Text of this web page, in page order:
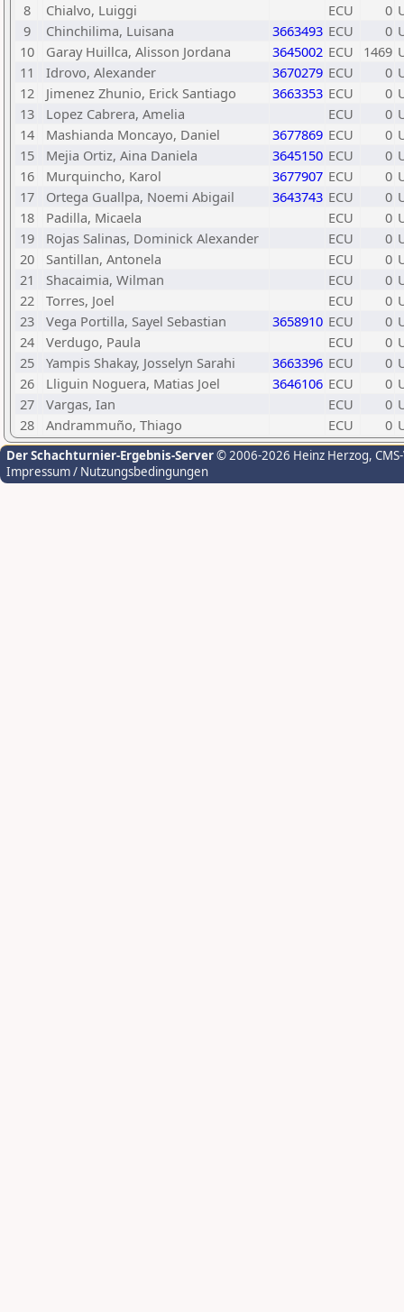
8
Chialvo, Luiggi ECU 0
9
Chinchilima, Luisana 3663493 ECU 0
10
Garay Huillca, Alisson Jordana 3645002 ECU 1469
11
Idrovo, Alexander 3670279 ECU 0
12
Jimenez Zhunio, Erick Santiago 3663353 ECU 0
13
Lopez Cabrera, Amelia ECU 0
14
Mashianda Moncayo, Daniel 3677869 ECU 0
15
Mejia Ortiz, Aina Daniela 3645150 ECU 0
16
Murquincho, Karol 3677907 ECU 0
17
Ortega Guallpa, Noemi Abigail 3643743 ECU 0
18
Padilla, Micaela ECU 0
19
Rojas Salinas, Dominick Alexander ECU 0
20
Santillan, Antonela ECU 0
21
Shacaimia, Wilman ECU 0
22
Torres, Joel ECU 0
23
Vega Portilla, Sayel Sebastian 3658910 ECU 0
24
Verdugo, Paula ECU 0
25
Yampis Shakay, Josselyn Sarahi 3663396 ECU 0
26
Lliguin Noguera, Matias Joel 3646106 ECU 0
27
Vargas, Ian ECU 0
28
Andrammuño, Thiago ECU 0
Der Schachturnier-Ergebnis-Server© 2006-2026 Heinz Herzog,
Impressum / Nutzungsbedingungen